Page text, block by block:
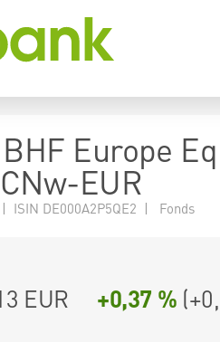
BHF Europe
EUR
ISIN DE000A2P5QE2 | Fonds
EUR +0,37 % (